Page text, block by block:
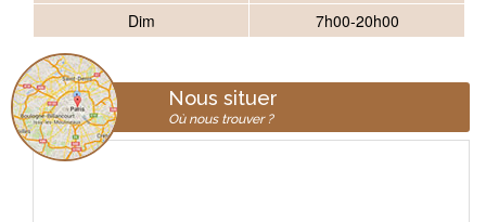
Dim
7h00-20h00
Nous situer
Où nous trouver ?